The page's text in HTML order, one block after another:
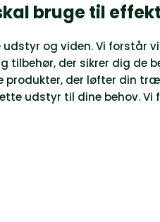
bruge til
og viden. Vi forstår
tilbehør, der sikrer dig de
der løfter din
udstyr til dine behov. Vi